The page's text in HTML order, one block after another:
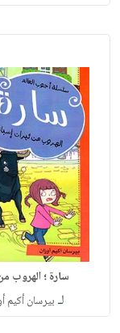
سارة ؛ الهروب
لـ بيرسان أكيم